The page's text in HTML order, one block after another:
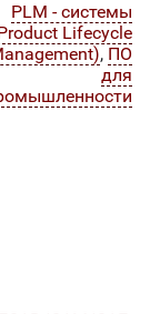
PLM - системы
Lifecycle
, ПО
для